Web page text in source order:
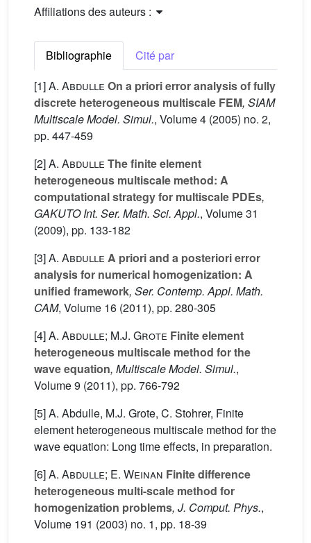
Affiliations des auteurs :
Bibliographie
Cité par
[1]A. Abdulle On a priori error analysis of fully
discrete heterogeneous multiscale FEM, SIAM
Multiscale Model. Simul., Volume 4 (2005) no. 2,
pp. 447-459
[2]A. Abdulle The finite element
heterogeneous multiscale method: A
computational strategy for multiscale PDEs,
GAKUTO Int. Ser. Math. Sci. Appl., Volume 31
(2009), pp. 133-182
[3]A. Abdulle A priori and a posteriori error
analysis for numerical homogenization: A
unified framework, Ser. Contemp. Appl. Math.
CAM, Volume 16 (2011), pp. 280-305
[4]A. Abdulle; M.J. Grote Finite element
heterogeneous multiscale method for the
wave equation, Multiscale Model. Simul.,
Volume 9 (2011), pp. 766-792
[5] A. Abdulle, M.J. Grote, C. Stohrer, Finite
element heterogeneous multiscale method for the
wave equation: Long time effects, in preparation.
[6]A. Abdulle; E. Weinan Finite difference
heterogeneous multi-scale method for
homogenization problems, J. Comput. Phys.,
Volume 191 (2003) no. 1, pp. 18-39